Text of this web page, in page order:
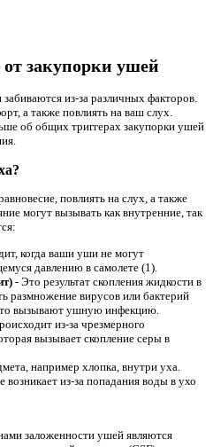
закупорки ушей
из-за различных факторов.
а также повлиять на ваш слух.
об общих триггерах закупорки ушей
повлиять на слух, а также
могут вызывать как внутренние, так
когда ваши уши не могут
давлению в самолете (1).
- Это результат скопления жидкости в
размножение вирусов или бактерий
вызывают ушную инфекцию.
из-за чрезмерного
вызывает скопление серы в
например хлопка, внутри уха.
возникает из-за попадания воды в ухо
заложенности ушей являются